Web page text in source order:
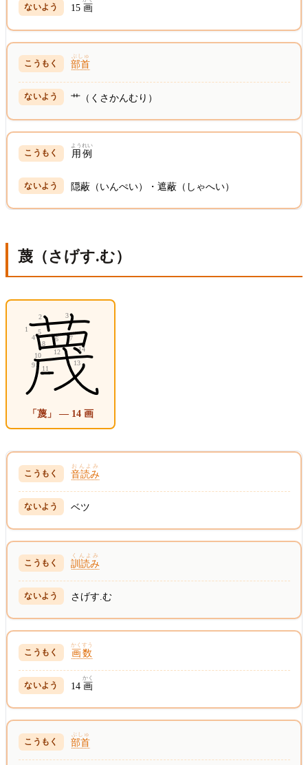
15 画
部首
ぶしゅ
艹（くさかんむり）
用例
ようれい
隠蔽（いんぺい）・遮蔽（しゃへい）
蔑（さげす.む）
「蔑」 — 14 画
音読み
おんよみ
ベツ
訓読み
くんよみ
さげす.む
画数
かくすう
14 画
かく
部首
ぶしゅ